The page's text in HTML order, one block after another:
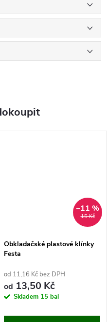
15 Kč
–11 %
Obkladačské plastové klínky
Festa
od 11,16 Kč bez DPH
od 13,50 Kč
Skladem 15 bal